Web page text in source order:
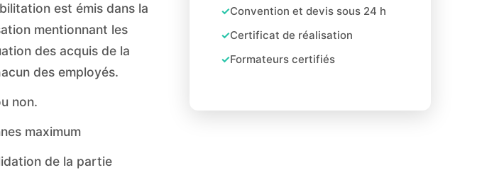
est émis dans la
mentionnant les
des acquis de la
des employés.
non.
maximum
de la partie
Convention et devis sous 24 h
Certificat de réalisation
Formateurs certifiés